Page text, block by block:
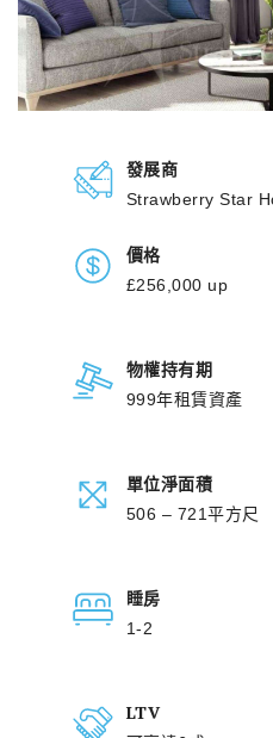
發展商
Strawberry Star
價格
£256,000 up
物權持有期
999年租賃資產
單位淨面積
506 – 721平方尺
睡房
1-2
LTV